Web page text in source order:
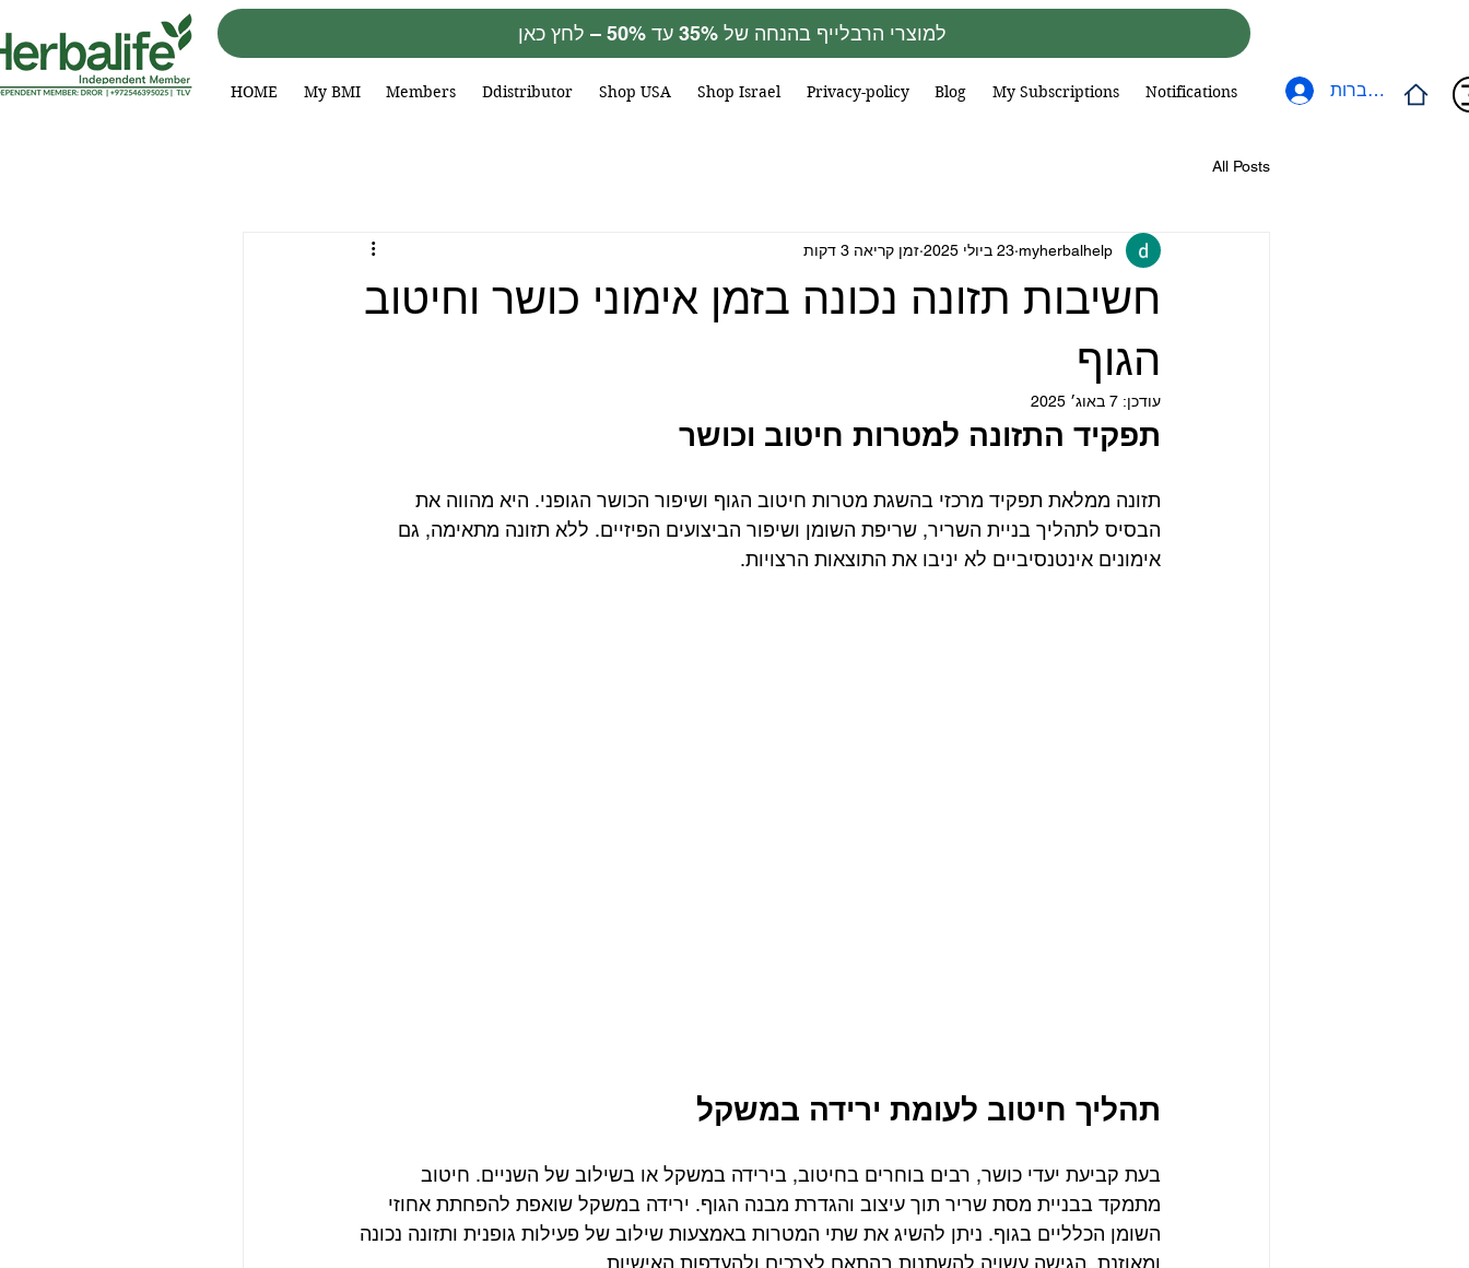
למוצרי הרבלייף בהנחה של 35% עד 50% – לחץ כאן
HOME My BMI Members Ddistributor Shop USA Shop Israel Privacy-policy Blog My Subscriptions Notifications להתחברות
All Posts
חשיבות תזונה נכונה בזמן אימוני כושר וחיטוב
הגוף
myherbalhelp 23 ביולי 2025 זמן קריאה 3 דקות
עודכן: 7 באוג׳ 2025
תפקיד התזונה למטרות חיטוב וכושר
תזונה ממלאת תפקיד מרכזי בהשגת מטרות חיטוב הגוף ושיפור הכושר הגופני. היא מהווה את
הבסיס לתהליך בניית השריר, שריפת השומן ושיפור הביצועים הפיזיים. ללא תזונה מתאימה, גם
אימונים אינטנסיביים לא יניבו את התוצאות הרצויות.
תהליך חיטוב לעומת ירידה במשקל
בעת קביעת יעדי כושר, רבים בוחרים בחיטוב, בירידה במשקל או בשילוב של השניים. חיטוב
מתמקד בבניית מסת שריר תוך עיצוב והגדרת מבנה הגוף. ירידה במשקל שואפת להפחתת אחוזי
השומן הכלליים בגוף. ניתן להשיג את שתי המטרות באמצעות שילוב של פעילות גופנית ותזונה נכונה
ומאוזנת. הגישה עשויה להשתנות בהתאם לצרכים ולהעדפות האישיות.